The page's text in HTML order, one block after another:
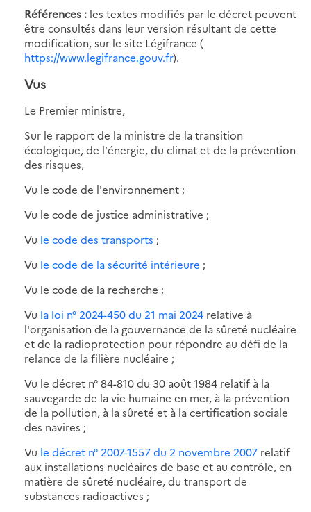
Références : les textes modifiés par le décret peuvent
être consultés dans leur version résultant de cette
modification, sur le site Légifrance (
https://www.legifrance.gouv.fr).
Vus
Le Premier ministre,
Sur le rapport de la ministre de la transition
écologique, de l'énergie, du climat et de la prévention
des risques,
Vu le code de l'environnement ;
Vu le code de justice administrative ;
Vu le code des transports ;
Vu le code de la sécurité intérieure ;
Vu le code de la recherche ;
Vu la loi n° 2024-450 du 21 mai 2024 relative à
l'organisation de la gouvernance de la sûreté nucléaire
et de la radioprotection pour répondre au défi de la
relance de la filière nucléaire ;
Vu le décret n° 84-810 du 30 août 1984 relatif à la
sauvegarde de la vie humaine en mer, à la prévention
de la pollution, à la sûreté et à la certification sociale
des navires ;
Vu le décret n° 2007-1557 du 2 novembre 2007 relatif
aux installations nucléaires de base et au contrôle, en
matière de sûreté nucléaire, du transport de
substances radioactives ;